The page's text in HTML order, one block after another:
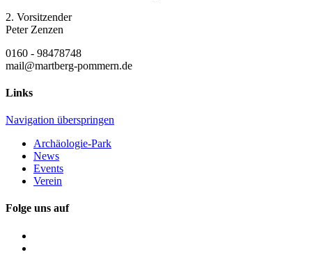
2. Vorsitzender
Peter Zenzen
0160 - 98478748
mail@martberg-pommern.de
Links
Navigation überspringen
Archäologie-Park
News
Events
Verein
Folge uns auf